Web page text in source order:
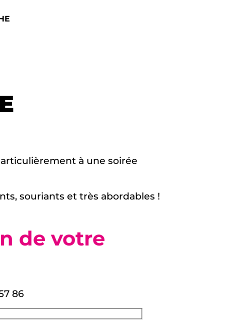
à une soirée
souriants et très abordables !
de votre
86